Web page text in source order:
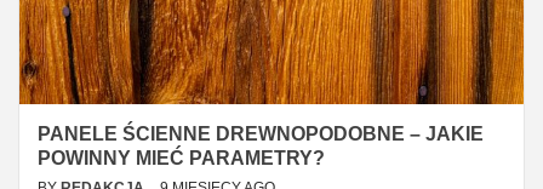
PANELE ŚCIENNE DREWNOPODOBNE – JAKIE
POWINNY MIEĆ PARAMETRY?